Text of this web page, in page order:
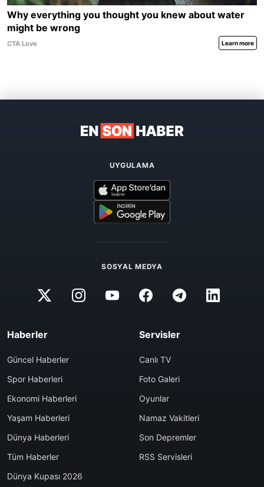
UYGULAMA
SOSYAL MEDYA
Haberler
Güncel Haberler
Spor Haberleri
Ekonomi Haberleri
Yaşam Haberleri
Dünya Haberleri
Tüm Haberler
Dünya Kupası 2026
Servisler
Canlı TV
Foto Galeri
Oyunlar
Namaz Vakitleri
Son Depremler
RSS Servisleri